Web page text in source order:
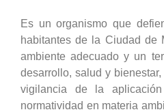
Es un organismo que
habitantes de la Ciudad de
ambiente adecuado y un
desarrollo, salud y
vigilancia de la
normatividad en materia